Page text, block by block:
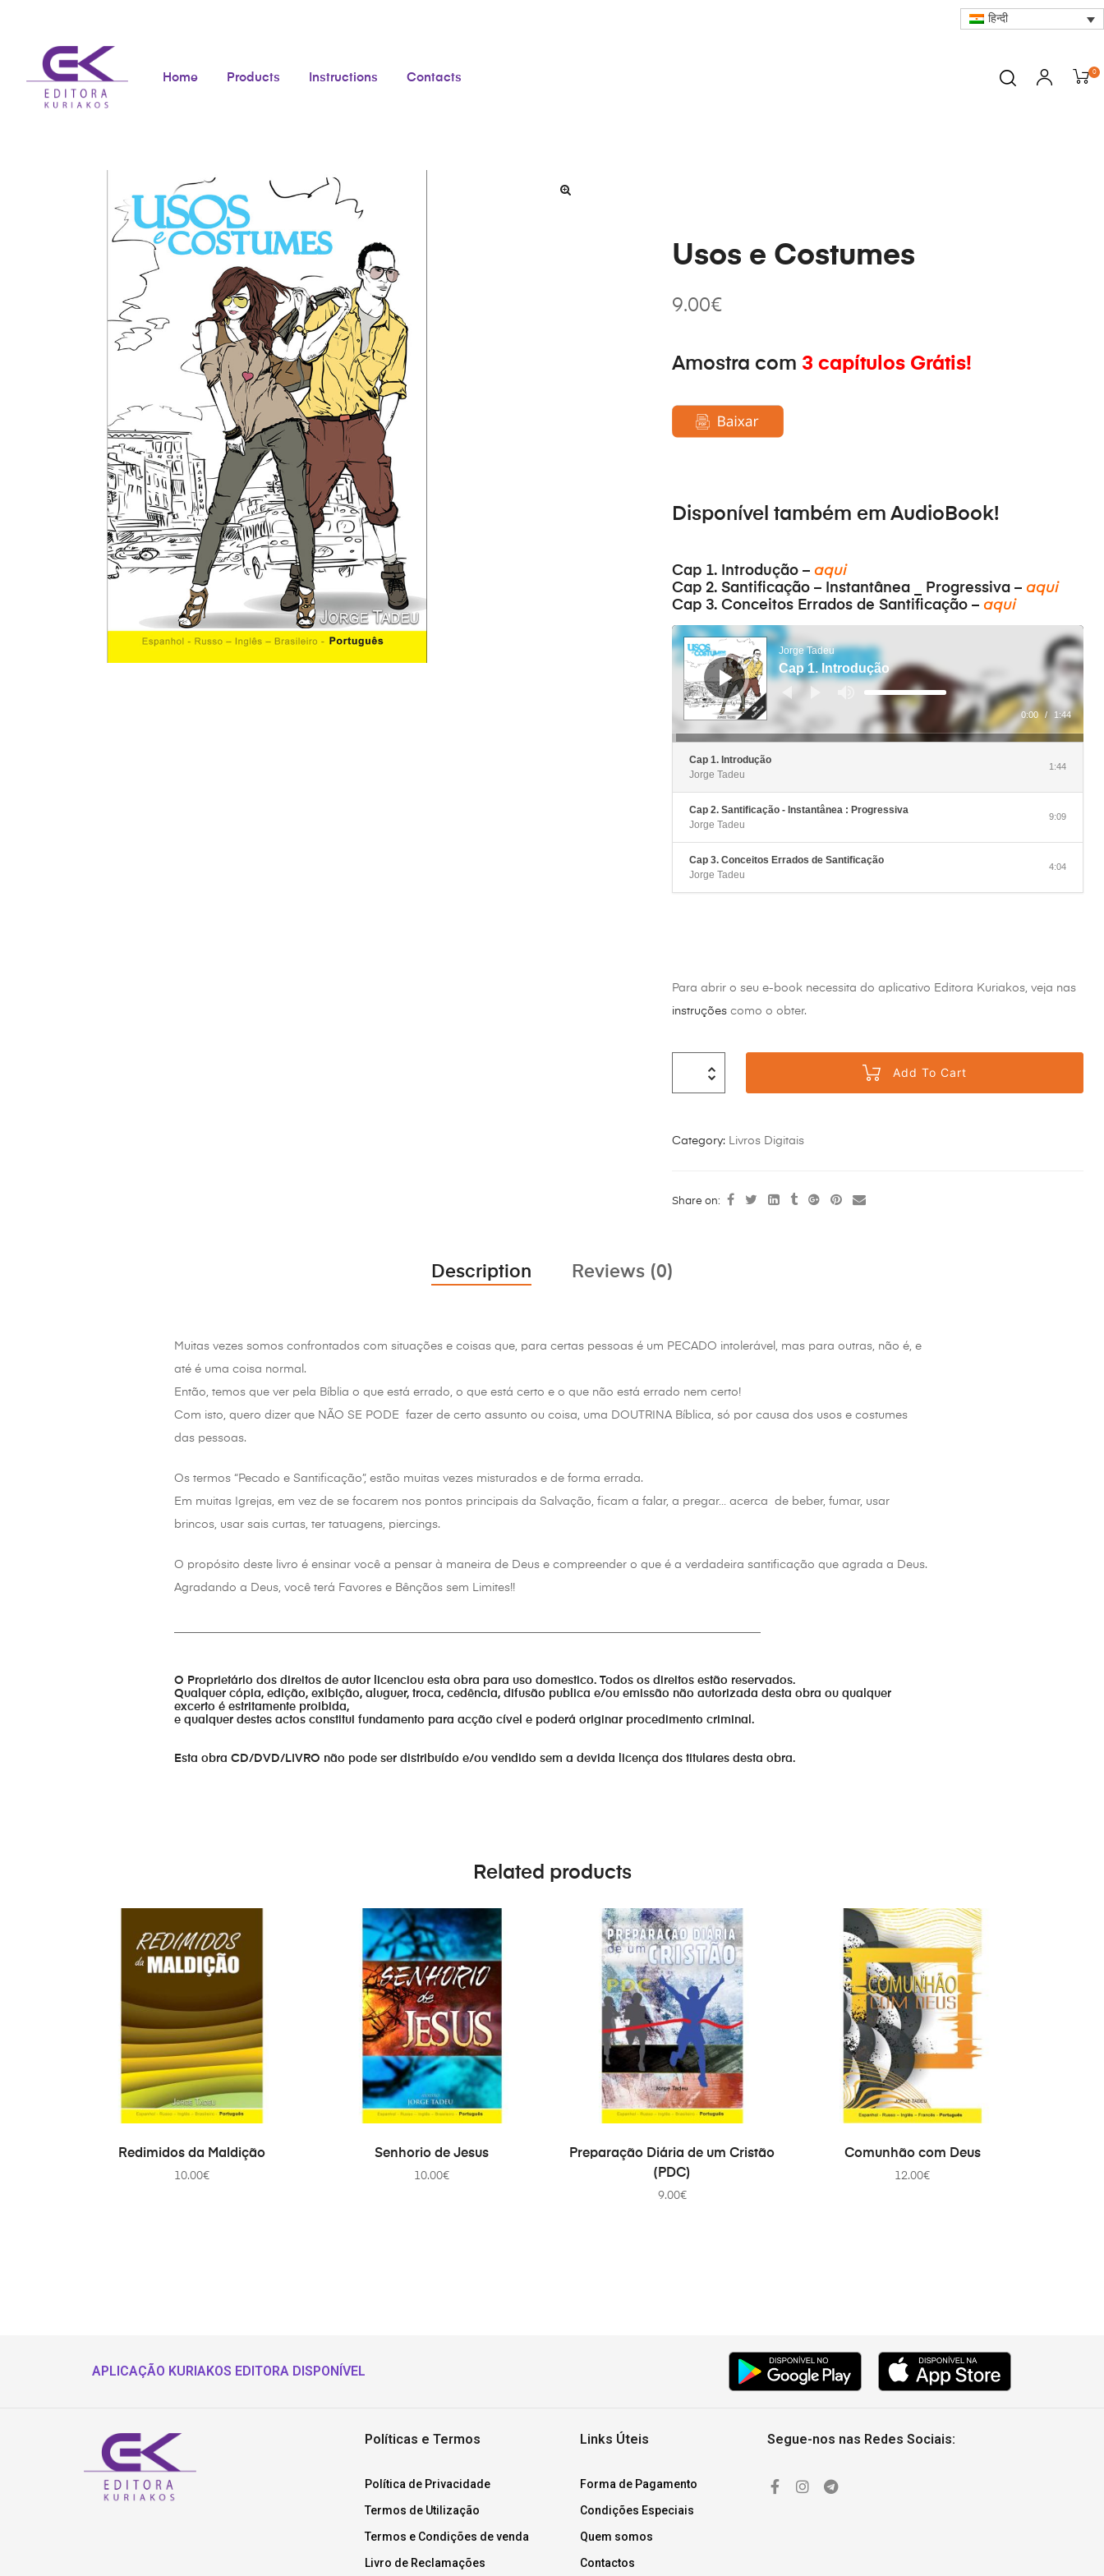
हिन्दी
Home Products Instructions Contacts 0
Usos e Costumes
9.00€
Amostra com 3 capítulos Grátis!
Disponível também em AudioBook!
Cap 1. Introdução – aqui
Cap 2. Santificação – Instantânea _ Progressiva – aqui
Cap 3. Conceitos Errados de Santificação – aqui
ऑडियो
प्लेयर
Jorge Tadeu
Cap 1. Introdução
आवाज
बढ़ाने
कम
करने
उपयोग
करें।
0:00 / 1:44
Cap 1. Introdução
Jorge Tadeu
1:44
Cap 2. Santificação - Instantânea : Progressiva
Jorge Tadeu
9:09
Cap 3. Conceitos Errados de Santificação
Jorge Tadeu
4:04
Para abrir o seu e-book necessita do aplicativo Editora Kuriakos, veja nas
instruçõescomo o obter.
Add To Cart
Category: Livros Digitais
Share on:
Description Reviews (0)
Muitas vezes somos confrontados com situações e coisas que, para certas pessoas é um PECADO intolerável, mas para outras, não é, e
até é uma coisa normal.
Então, temos que ver pela Bíblia o que está errado, o que está certo e o que não está errado nem certo!
Com isto, quero dizer que NÃO SE PODE fazer de certo assunto ou coisa, uma DOUTRINA Bíblica, só por causa dos usos e costumes
das pessoas.
Os termos “Pecado e Santificação”, estão muitas vezes misturados e de forma errada.
Em muitas Igrejas, em vez de se focarem nos pontos principais da Salvação, ficam a falar, a pregar… acerca de beber, fumar, usar
brincos, usar sais curtas, ter tatuagens, piercings.
O propósito deste livro é ensinar você a pensar à maneira de Deus e compreender o que é a verdadeira santificação que agrada a Deus.
Agradando a Deus, você terá Favores e Bênçãos sem Limites!!
O Proprietário dos direitos de autor licenciou esta obra para uso domestico. Todos os direitos estão reservados.
Qualquer cópia, edição, exibição, aluguer, troca, cedência, difusão publica e/ou emissão não autorizada desta obra ou qualquer
excerto é estritamente proibida,
e qualquer destes actos constitui fundamento para acção cível e poderá originar procedimento criminal.
Esta obra CD/DVD/LIVRO não pode ser distribuído e/ou vendido sem a devida licença dos titulares desta obra.
Related products
ADD TO CART
Redimidos da Maldição
10.00€
ADD TO CART
Senhorio de Jesus
10.00€
ADD TO CART
Preparação Diária de um Cristão
(PDC)
9.00€
ADD TO CART
Comunhão com Deus
12.00€
APLICAÇÃO KURIAKOS EDITORA DISPONÍVEL
Políticas e Termos
Política de Privacidade
Termos de Utilização
Termos e Condições de venda
Livro de Reclamações
Links Úteis
Forma de Pagamento
Condições Especiais
Quem somos
Contactos
Segue-nos nas Redes Sociais: